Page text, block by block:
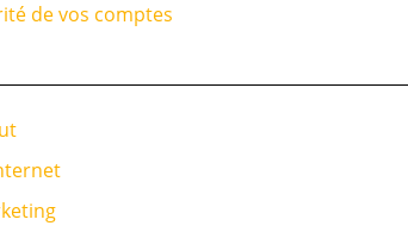
de vos comptes